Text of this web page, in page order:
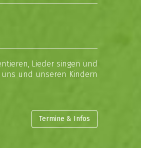
Lieder singen und
und unseren Kindern
Termine & Infos